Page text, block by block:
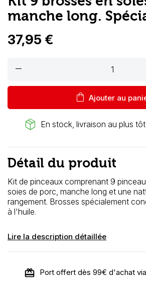
manche long.
37,95 €
remove
shopping_bag Ajouter au
package_2 En stock, livraison au plus
Détail du produit
Kit de pinceaux comprenant 9
soies de porc, manche long et une
rangement. Brosses spécialement
à l'huile.
Lire la description détaillée
Port offert dès 99€ d'achat